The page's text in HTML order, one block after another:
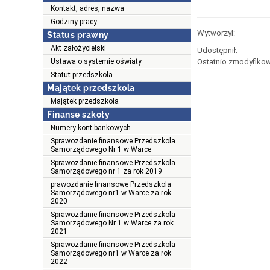
Kontakt, adres, nazwa
Godziny pracy
Status prawny
Akt założycielski
Ustawa o systemie oświaty
Statut przedszkola
Majątek przedszkola
Majątek przedszkola
Finanse szkoły
Numery kont bankowych
Sprawozdanie finansowe Przedszkola
Samorządowego Nr 1 w Warce
Sprawozdanie finansowe Przedszkola
Samorządowego nr 1 za rok 2019
prawozdanie finansowe Przedszkola
Samorządowego nr1 w Warce za rok
2020
Sprawozdanie finansowe Przedszkola
Samorządowego Nr 1 w Warce za rok
2021
Sprawozdanie finansowe Przedszkola
Samorządowego nr1 w Warce za rok
2022
Wytworzył:
Udostępnił:
Ostatnio